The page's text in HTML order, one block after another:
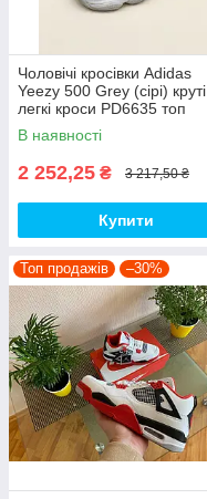
Чоловічі кросівки Adidas
Yeezy 500 Grey (сірі) круті
легкі кроси PD6635 топ
В наявності
2 252,25 ₴ 3 217,50 ₴
Купити
Топ продажів –30%